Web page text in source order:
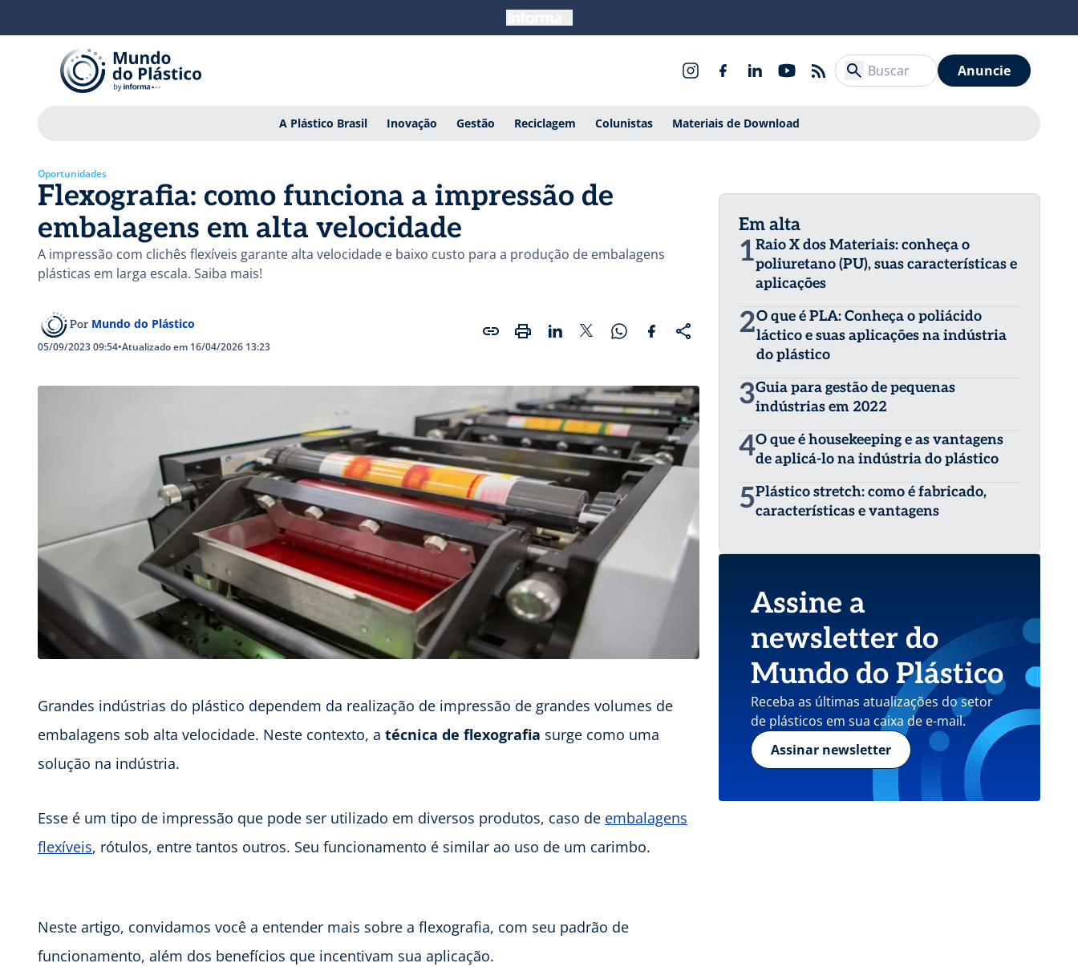
Anuncie
A Plástico Brasil Inovação Gestão Reciclagem Colunistas Materiais de Download
Oportunidades
Flexografia: como funciona a impressão de
embalagens em alta velocidade
A impressão com clichês flexíveis garante alta velocidade e baixo custo para a produção de embalagens
plásticas em larga escala. Saiba mais!
Por Mundo do Plástico
05/09/2023 09:54•Atualizado em 16/04/2026 13:23
Grandes indústrias do plástico dependem da realização de impressão de grandes volumes de
embalagens sob alta velocidade. Neste contexto, a técnica de flexografia surge como uma
solução na indústria.
Esse é um tipo de impressão que pode ser utilizado em diversos produtos, caso de embalagens
flexíveis, rótulos, entre tantos outros. Seu funcionamento é similar ao uso de um carimbo.
Neste artigo, convidamos você a entender mais sobre a flexografia, com seu padrão de
funcionamento, além dos benefícios que incentivam sua aplicação.
Em alta
1Raio X dos Materiais: conheça o
poliuretano (PU), suas características e
aplicações
2O que é PLA: Conheça o poliácido
láctico e suas aplicações na indústria
do plástico
3Guia para gestão de pequenas
indústrias em 2022
4O que é housekeeping e as vantagens
de aplicá-lo na indústria do plástico
5Plástico stretch: como é fabricado,
características e vantagens
Assine a
newsletter do
Mundo do Plástico
Receba as últimas atualizações do setor
de plásticos em sua caixa de e-mail.
Assinar newsletter